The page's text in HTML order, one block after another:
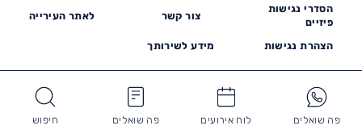
הסדרי נגישות
פיזיים
צור קשר לאתר העירייה
הצהרת נגישות מידע לשירותך
פה שואלים לוח אירועים פה שואלים חיפוש